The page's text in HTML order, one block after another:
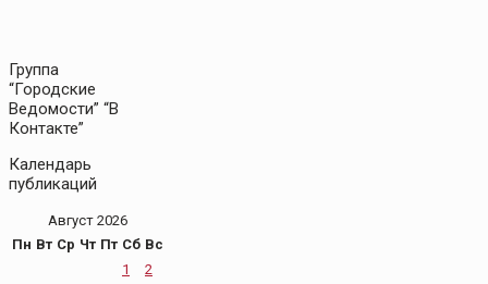
Группа
“Городские
Ведомости” “В
Контакте”
Календарь
публикаций
Август 2026
Пн Вт Ср Чт Пт Сб Вс
1
2